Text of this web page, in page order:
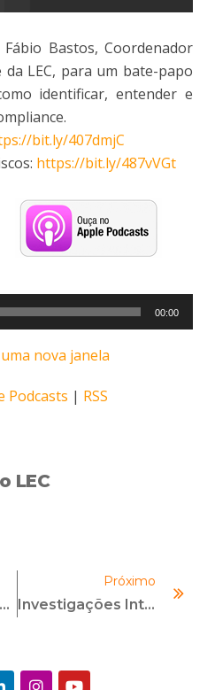
Bastos, Coordenador
LEC, para um bate-papo
identificar, entender e
bit.ly/407dmjC
https://bit.ly/487vVGt
00:00
nova janela
Podcasts | RSS
LEC
Como Conduzir Investigações De Casos De Assédio: Desafios E Melhores Práticas
Próximo
Investigações Internas – Como Conduzir De Forma Eficaz